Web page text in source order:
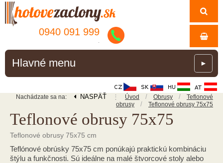
0940 091 999
Hlavné menu ►
Nachádzate sa na: NASPÄŤ ⋮ Úvod / Obrusy /
Teflonové
obrusy
/ Teflonové obrusy 75x75
Teflonové obrusy 75x75
Teflonové obrusy 75x75 cm
Teflónové obrúsky 75x75 cm ponúkajú praktickú kombináciu
štýlu a funkčnosti. Sú ideálne na malé štvorcové stoly alebo